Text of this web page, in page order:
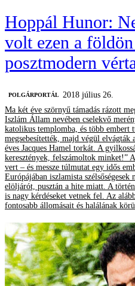
Hoppál Hunor:
volt ezen a
posztmodern
POLGÁRPORTÁL
2018 július 26.
Ma két éve szörnyű támadás rázott
Iszlám Állam nevében cselekvő
katolikus templomba, és több embert
megsebesítették, majd végül
éves Jacques Hamel torkát. A
keresztények, felszámoltok minket!”
vert – és messze túlmutat egy idős
Európájában iszlamista
elöljárót, pusztán a hite miatt. A
is nagy kérdéseket vetnek fel. Az
fontosabb állomásait és halálának